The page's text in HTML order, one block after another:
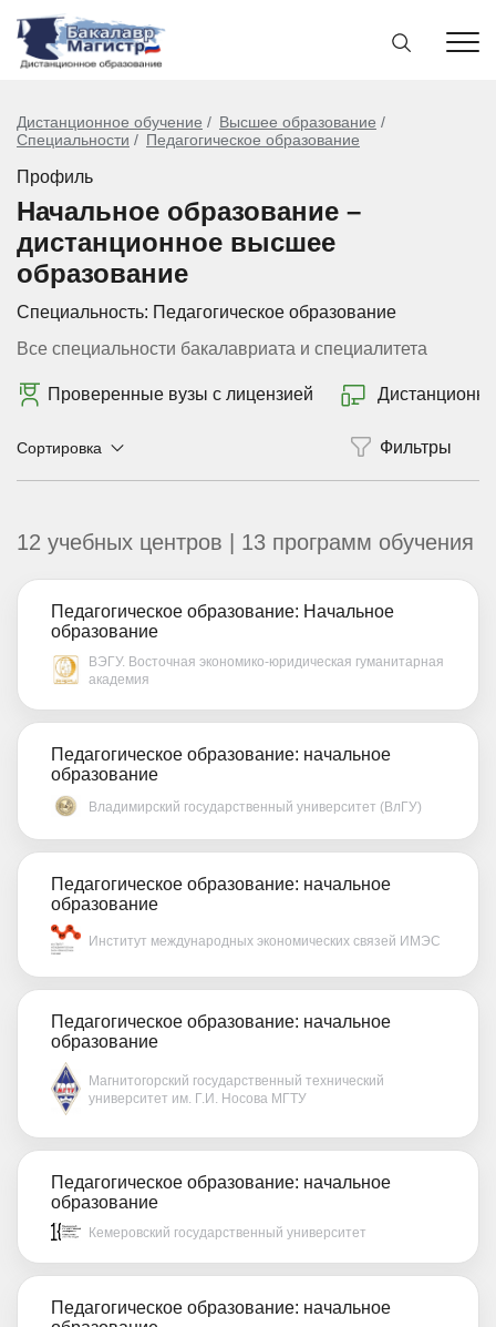
Дистанционное обучение
Высшее образование
Специальности
Педагогическое образование
Профиль
Начальное образование –
дистанционное высшее
образование
Специальность: Педагогическое образование
Все специальности бакалавриата и специалитета
Проверенные вузы с лицензией Дистанционно
Сортировка
12 учебных центров | 13 программ обучения
Педагогическое образование: Начальное
образование
ВЭГУ. Восточная экономико-юридическая гуманитарная
академия
Педагогическое образование: начальное
образование
Владимирский государственный университет (ВлГУ)
Педагогическое образование: начальное
образование
Институт международных экономических связей ИМЭС
Педагогическое образование: начальное
образование
Магнитогорский государственный технический
университет им. Г.И. Носова МГТУ
Педагогическое образование: начальное
образование
Кемеровский государственный университет
Педагогическое образование: начальное